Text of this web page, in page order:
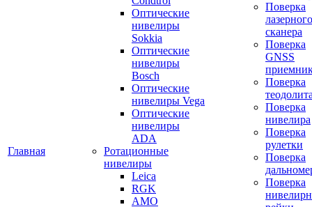
Главная
Оптические
нивелиры
Sokkia
Оптические
нивелиры
Bosch
Оптические
нивелиры Vega
Оптические
нивелиры
ADA
Ротационные
нивелиры
Leica
RGK
AMO
Поверка
лазерного
сканера
Поверка
GNSS
Поверка
Поверка
нивелира
Поверка
рулетки
Поверка
Поверка